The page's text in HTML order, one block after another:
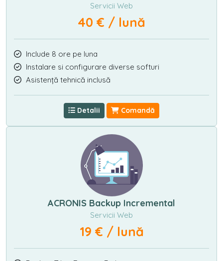
Servicii Web
40 € / lună
Include 8 ore pe luna
Instalare si configurare diverse softuri
Asistență tehnică inclusă
Detalii Comandă
ACRONIS Backup Incremental
Servicii Web
19 € / lună